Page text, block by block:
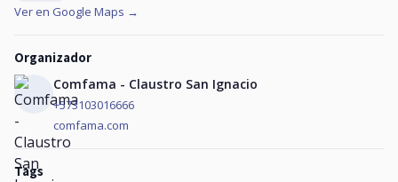
Ver en Google Maps →
Organizador
Comfama - Claustro San Ignacio
+573103016666
comfama.com
Tags